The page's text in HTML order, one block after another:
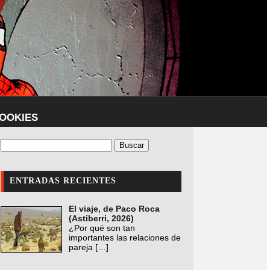
ENTRADAS RECIENTES
El viaje, de Paco Roca
(Astiberri, 2026)
¿Por qué son tan
importantes las relaciones de
pareja […]